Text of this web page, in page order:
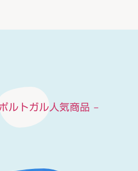
ルトガル人気商品 –